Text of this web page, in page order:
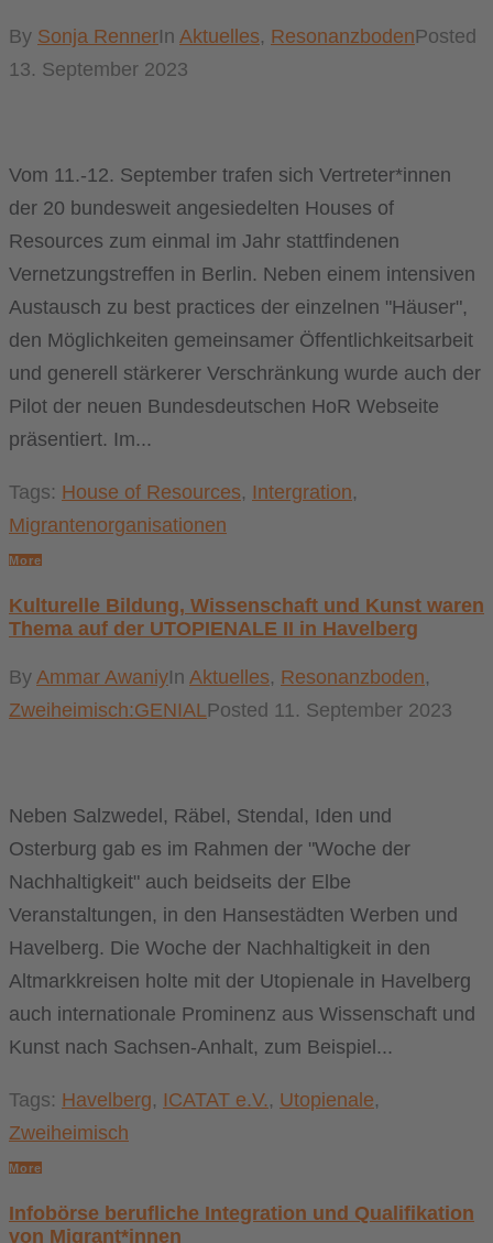
By Sonja RennerIn Aktuelles, ResonanzbodenPosted
13. September 2023
Vom 11.-12. September trafen sich Vertreter*innen
der 20 bundesweit angesiedelten Houses of
Resources zum einmal im Jahr stattfindenen
Vernetzungstreffen in Berlin. Neben einem intensiven
Austausch zu best practices der einzelnen "Häuser",
den Möglichkeiten gemeinsamer Öffentlichkeitsarbeit
und generell stärkerer Verschränkung wurde auch der
Pilot der neuen Bundesdeutschen HoR Webseite
präsentiert. Im...
Tags: House of Resources, Intergration,
Migrantenorganisationen
More
Kulturelle Bildung, Wissenschaft und Kunst waren
Thema auf der UTOPIENALE II in Havelberg
By Ammar AwaniyIn Aktuelles, Resonanzboden,
Zweiheimisch:GENIALPosted 11. September 2023
Neben Salzwedel, Räbel, Stendal, Iden und
Osterburg gab es im Rahmen der "Woche der
Nachhaltigkeit" auch beidseits der Elbe
Veranstaltungen, in den Hansestädten Werben und
Havelberg. Die Woche der Nachhaltigkeit in den
Altmarkkreisen holte mit der Utopienale in Havelberg
auch internationale Prominenz aus Wissenschaft und
Kunst nach Sachsen-Anhalt, zum Beispiel...
Tags: Havelberg, ICATAT e.V., Utopienale,
Zweiheimisch
More
Infobörse berufliche Integration und Qualifikation
von Migrant*innen